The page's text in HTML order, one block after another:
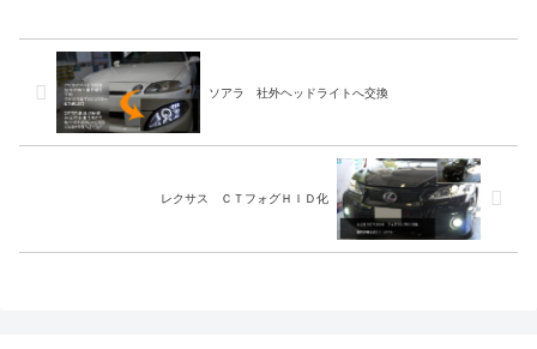
Ｄへ相談ください(*'ω'...
しょうかｗ作業写真交換作業～
ソアラ 社外ヘッドライトへ交換
レクサス ＣＴフォグＨＩＤ化